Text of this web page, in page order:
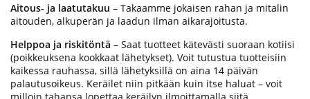
Aitous- ja laatutakuu – Takaamme jokaisen rahan ja mitalin
aitouden, alkuperän ja laadun ilman aikarajoitusta.
Helppoa ja riskitöntä – Saat tuotteet kätevästi suoraan kotiisi
(poikkeuksena kookkaat lähetykset). Voit tutustua tuotteisiin
kaikessa rauhassa, sillä lähetyksillä on aina 14 päivän
palautusoikeus. Keräilet niin pitkään kuin itse haluat – voit
milloin tahansa lopettaa keräilyn ilmoittamalla siitä